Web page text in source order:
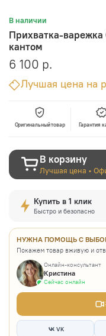
В наличии
Прихватка-
кантом
6 100 р.
Лучшая цена на
Оригинальный товар Гарантия
В корзину
Лучшая цена •
Купить в 1 клик
Быстро и безопасно
НУЖНА ПОМОЩЬ С
Покажем товар вживую и
Онлайн-консультант
Кристина
Сейчас онлайн
VK